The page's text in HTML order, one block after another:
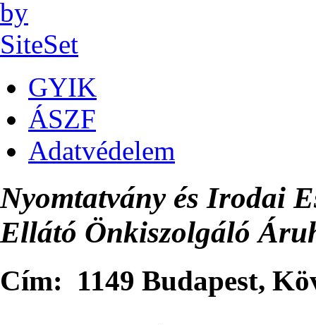
GYIK
ÁSZF
Adatvédelem
Nyomtatvány és Irodai
Ellátó Önkiszolgáló
Cím: 1149 Budapest,